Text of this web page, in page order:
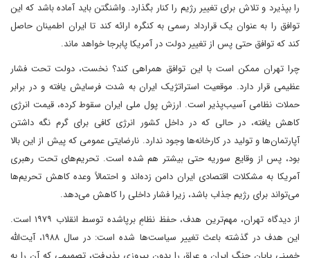
را بپذیرد و تلاش برای تغییر رژیم را کنار بگذارد. واشنگتن باید آماده باشد که این
توافق را به عنوان یک قرارداد رسمی به کنگره ارائه کند تا ایران اطمینان حاصل
کند که توافق حتی پس از تغییر دولت در آمریکا پابرجا خواهد ماند.
چرا تهران ممکن است با این توافق همراهی کند؟ نخست، دولت تحت فشار
عظیمی قرار دارد. موقعیت استراتژیک ایران به شدت فرسایش یافته و در برابر
حملات نظامی آسیب‌پذیر است. ارزش پول ملی ایران سقوط کرده، قیمت انرژی
کاهش یافته، در حالی که در داخل کشور انرژی کافی برای گرم نگه داشتن
آپارتمان‌ها و تولید در کارخانه‌ها وجود ندارد. نارضایتی عمومی که پیش از این بالا
بود، پس از وقایع سوریه حتی بیشتر هم شده است. تحریم‌های تحت رهبری
آمریکا به مشکلات اقتصادی ایران دامن زده‌اند و احتمالاً وعده کاهش تحریم‌ها
می‌تواند برای رژیم جذاب باشد، زیرا فشار داخلی را کاهش می‌دهد.
از دیدگاه تهران، مهم‌ترین هدف، حفظ نظامِ برپاشده توسط انقلاب ۱۹۷۹ است.
این هدف در گذشته باعث تغییر سیاست‌ها شده است: در سال ۱۹۸۸، آیت‌الله